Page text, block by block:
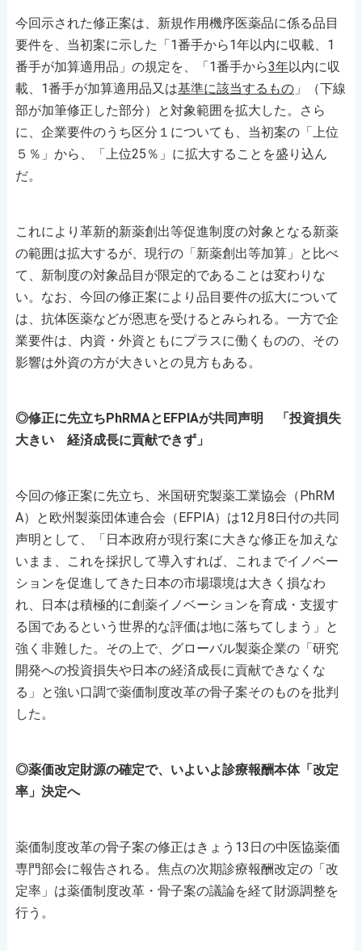
今回示された修正案は、新規作用機序医薬品に係る品目
要件を、当初案に示した「1番手から1年以内に収載、1
番手が加算適用品」の規定を、「1番手から3年以内に収
載、1番手が加算適用品又は基準に該当するもの」（下線
部が加筆修正した部分）と対象範囲を拡大した。さら
に、企業要件のうち区分１についても、当初案の「上位
５％」から、「上位25％」に拡大することを盛り込ん
だ。
これにより革新的新薬創出等促進制度の対象となる新薬
の範囲は拡大するが、現行の「新薬創出等加算」と比べ
て、新制度の対象品目が限定的であることは変わりな
い。なお、今回の修正案により品目要件の拡大について
は、抗体医薬などが恩恵を受けるとみられる。一方で企
業要件は、内資・外資ともにプラスに働くものの、その
影響は外資の方が大きいとの見方もある。
◎修正に先立ちPhRMAとEFPIAが共同声明 「投資損失
大きい 経済成長に貢献できず」
今回の修正案に先立ち、米国研究製薬工業協会（PhRM
A）と欧州製薬団体連合会（EFPIA）は12月8日付の共同
声明として、「日本政府が現行案に大きな修正を加えな
いまま、これを採択して導入すれば、これまでイノベー
ションを促進してきた日本の市場環境は大きく損なわ
れ、日本は積極的に創薬イノベーションを育成・支援す
る国であるという世界的な評価は地に落ちてしまう」と
強く非難した。その上で、グローバル製薬企業の「研究
開発への投資損失や日本の経済成長に貢献できなくな
る」と強い口調で薬価制度改革の骨子案そのものを批判
した。
◎薬価改定財源の確定で、いよいよ診療報酬本体「改定
率」決定へ
薬価制度改革の骨子案の修正はきょう13日の中医協薬価
専門部会に報告される。焦点の次期診療報酬改定の「改
定率」は薬価制度改革・骨子案の議論を経て財源調整を
行う。